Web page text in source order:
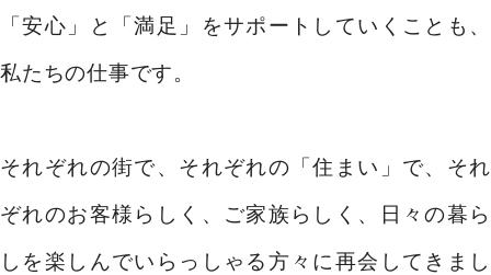
「安心」と「満足」をサポートしていくことも、
私たちの仕事です。
それぞれの街で、それぞれの「住まい」で、 それ
ぞれのお客様らしく、ご家族らしく、
日々の暮ら
しを楽しんでいらっしゃる方々に再会してきまし
新着物件から探す